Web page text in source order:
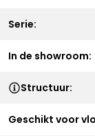
Serie:
In de showroom:
Structuur:
Geschikt voor